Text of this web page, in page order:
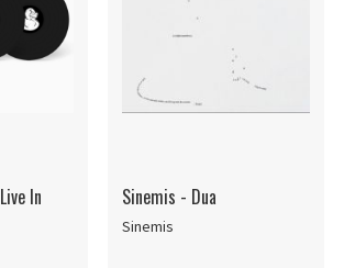
In
Sinemis - Dua
Sinemis